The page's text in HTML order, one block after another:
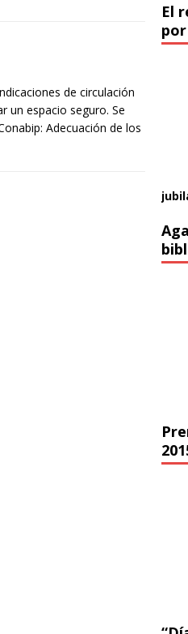
de circulación
un espacio seguro. Se
Adecuación de los
El